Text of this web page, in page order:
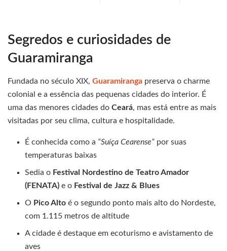
Segredos e curiosidades de
Guaramiranga
Fundada no século XIX, Guaramiranga preserva o charme
colonial e a essência das pequenas cidades do interior. É
uma das menores cidades do Ceará, mas está entre as mais
visitadas por seu clima, cultura e hospitalidade.
É conhecida como a “Suíça Cearense” por suas
temperaturas baixas
Sedia o Festival Nordestino de Teatro Amador
(FENATA) e o Festival de Jazz & Blues
O Pico Alto é o segundo ponto mais alto do Nordeste,
com 1.115 metros de altitude
A cidade é destaque em ecoturismo e avistamento de
aves